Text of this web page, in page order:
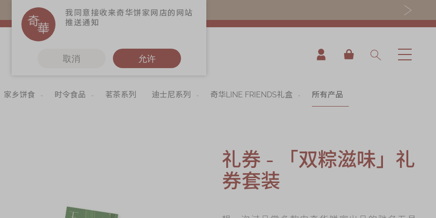
易赏钱会员凭推广码购买现货产品可赚易赏钱($5=1分)
我的购物车
更多
家乡饼食 时令食品 茗茶系列 迪士尼系列 奇华LINE FRIENDS礼盒 所有产品
礼券 - 「双粽滋味」礼
券套装
beginning
我同意接收来奇华饼家网店的网站
推送通知
取消 允许